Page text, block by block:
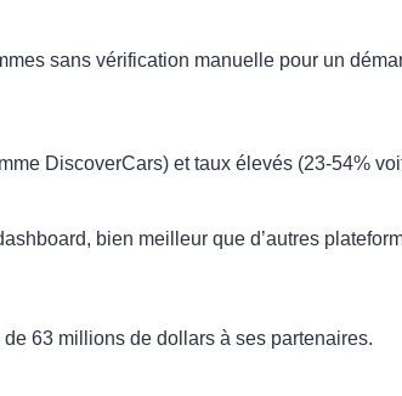
sans vérification manuelle pour un
DiscoverCars) et taux élevés (23-54%
bien meilleur que d’autres
63 millions de dollars à ses partenaires.